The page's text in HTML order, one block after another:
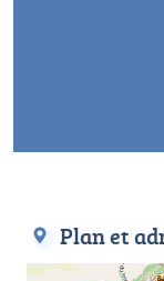
Plan et